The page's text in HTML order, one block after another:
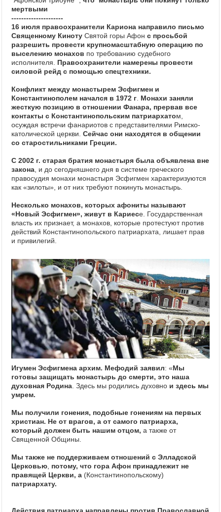
мертвыми
---------------------
16 июля правоохранители Кариона направило письмо
Священному Киноту Святой горы Афон с просьбой
разрешить провести крупномасштабную операцию по
выселению монахов по требованию судебного
исполнителя. Правоохранители намерены провести
силовой рейд с помощью спецтехники.
Конфликт между монастырем Эсфигмен и
Константинополем начался в 1972 г. Монахи заняли
жесткую позицию в отношении Фанара, прервав все
контакты с Константинопольским патриархатом,
осуждая встречи фанариотов с представителями Римско-
католической церкви. Сейчас они находятся в общении
со старостильниками Греции.
С 2002 г. старая братия монастыря была объявлена вне
закона, и до сегодняшнего дня в системе греческого
правосудия монахи монастыря Эсфигмен характеризуются
как «зилоты», и от них требуют покинуть монастырь.
Несколько монахов, которых афониты называют
«Новый Эсфигмен», живут в Кариесе. Государственная
власть их признает, а монахов, которые протестуют против
действий Константинопольского патриархата, лишает прав
и привилегий.
Игумен Эсфигмена архим. Мефодий заявил: «Мы
готовы защищать монастырь до смерти, это наша
духовная Родина. Здесь мы родились духовно и здесь мы
умрем.
Мы получили гонения, подобные гонениям на первых
христиан. Не от врагов, а от самого патриарха,
который должен быть нашим отцом, а также от
Священной Общины.
Мы также не поддерживаем отношений с Элладской
Церковью, потому, что гора Афон принадлежит не
правящей Церкви, а (Константинопольскому)
патриархату.